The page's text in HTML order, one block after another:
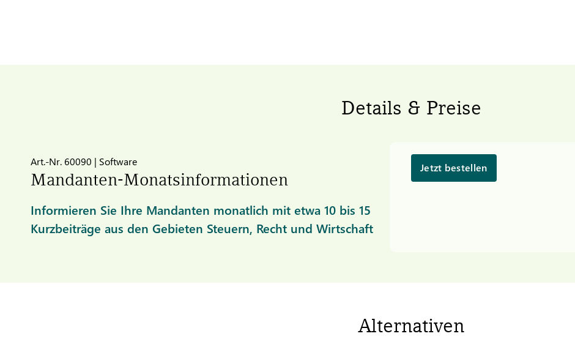
Details & Preise
Art.-Nr. 60090 | Software
Mandanten-Monatsinformationen
Informieren Sie Ihre Mandanten monatlich mit etwa 10 bis 15
Kurzbeiträge aus den Gebieten Steuern, Recht und Wirtschaft
Jetzt bestellen
Alternativen